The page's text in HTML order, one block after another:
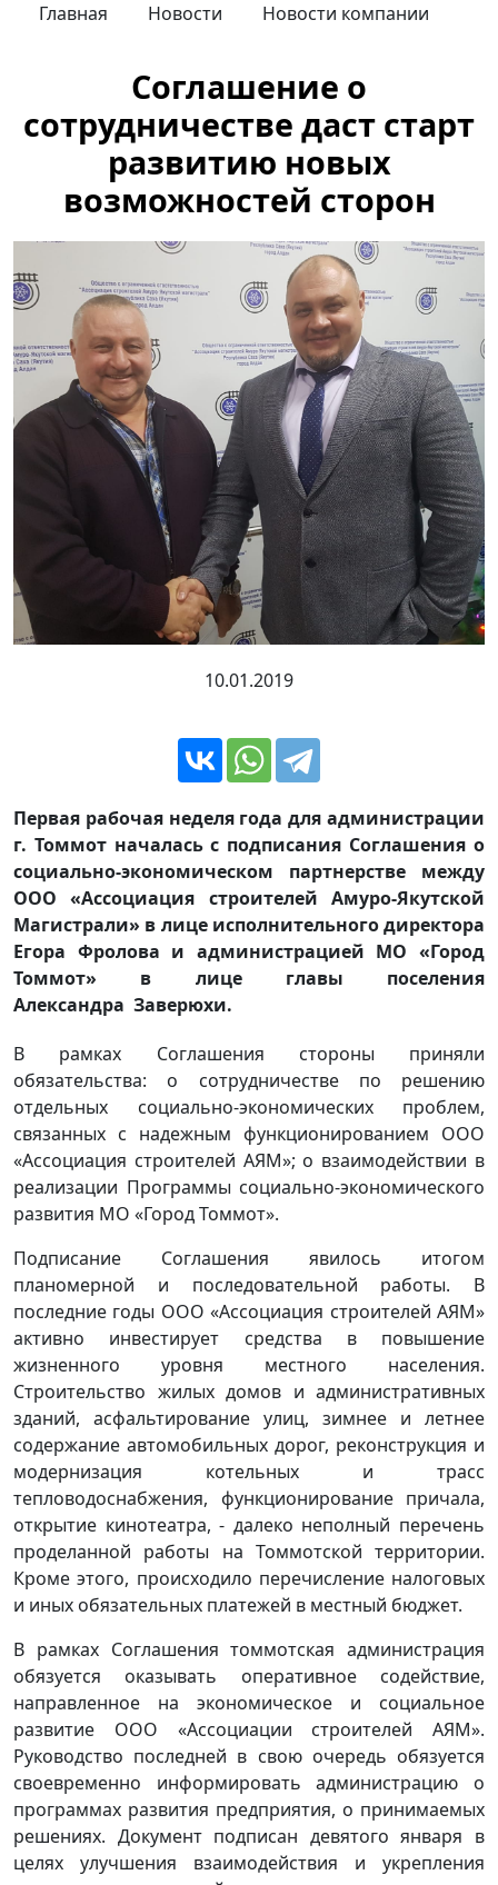
Главная Новости Новости компании
Соглашение о
сотрудничестве даст старт
развитию новых
возможностей сторон
10.01.2019
Первая рабочая неделя года для администрации
г. Томмот началась с подписания Соглашения о
социально-экономическом партнерстве между
ООО «Ассоциация строителей Амуро-Якутской
Магистрали» в лице исполнительного директора
Егора Фролова и администрацией МО «Город
Томмот» в лице главы поселения
Александра Заверюхи.
В рамках Соглашения стороны приняли
обязательства: о сотрудничестве по решению
отдельных социально-экономических проблем,
связанных с надежным функционированием ООО
«Ассоциация строителей АЯМ»; о взаимодействии в
реализации Программы социально-экономического
развития МО «Город Томмот».
Подписание Соглашения явилось итогом
планомерной и последовательной работы. В
последние годы ООО «Ассоциация строителей АЯМ»
активно инвестирует средства в повышение
жизненного уровня местного населения.
Строительство жилых домов и административных
зданий, асфальтирование улиц, зимнее и летнее
содержание автомобильных дорог, реконструкция и
модернизация котельных и трасс
тепловодоснабжения, функционирование причала,
открытие кинотеатра, - далеко неполный перечень
проделанной работы на Томмотской территории.
Кроме этого, происходило перечисление налоговых
и иных обязательных платежей в местный бюджет.
В рамках Соглашения томмотская администрация
обязуется оказывать оперативное содействие,
направленное на экономическое и социальное
развитие ООО «Ассоциации строителей АЯМ».
Руководство последней в свою очередь обязуется
своевременно информировать администрацию о
программах развития предприятия, о принимаемых
решениях. Документ подписан девятого января в
целях улучшения взаимодействия и укрепления